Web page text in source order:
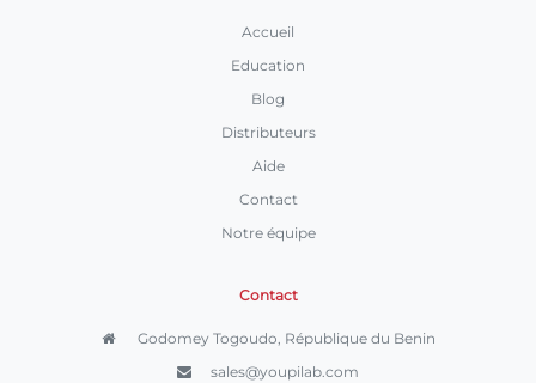
Accueil
Education
Blog
Distributeurs
Aide
Contact
Notre équipe
Contact
Godomey Togoudo, République du Benin
sales@youpilab.com